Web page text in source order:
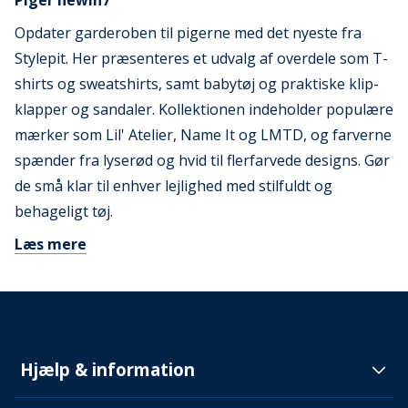
Opdater garderoben til pigerne med det nyeste fra
Stylepit. Her præsenteres et udvalg af overdele som T-
shirts og sweatshirts, samt babytøj og praktiske klip-
klapper og sandaler. Kollektionen indeholder populære
mærker som Lil' Atelier, Name It og LMTD, og farverne
spænder fra lyserød og hvid til flerfarvede designs. Gør
de små klar til enhver lejlighed med stilfuldt og
behageligt tøj.
Læs mere
Hjælp & information